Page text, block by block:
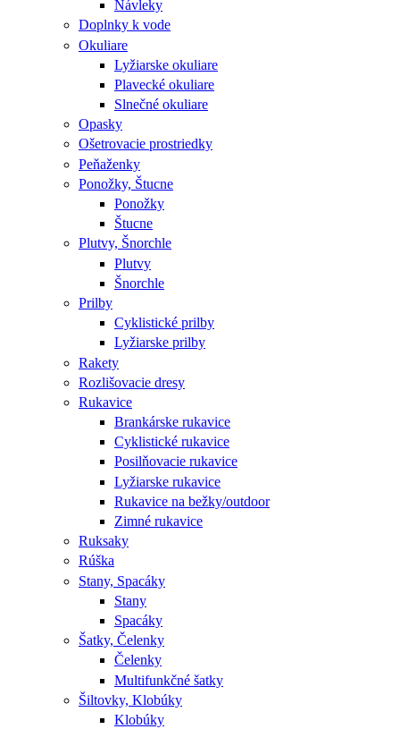
Návleky
Doplnky k vode
Okuliare
Lyžiarske okuliare
Plavecké okuliare
Slnečné okuliare
Opasky
Ošetrovacie prostriedky
Peňaženky
Ponožky, Štucne
Ponožky
Štucne
Plutvy, Šnorchle
Plutvy
Šnorchle
Prilby
Cyklistické prilby
Lyžiarske prilby
Rakety
Rozlišovacie dresy
Rukavice
Brankárske rukavice
Cyklistické rukavice
Posilňovacie rukavice
Lyžiarske rukavice
Rukavice na bežky/outdoor
Zimné rukavice
Ruksaky
Rúška
Stany, Spacáky
Stany
Spacáky
Šatky, Čelenky
Čelenky
Multifunkčné šatky
Šiltovky, Klobúky
Klobúky